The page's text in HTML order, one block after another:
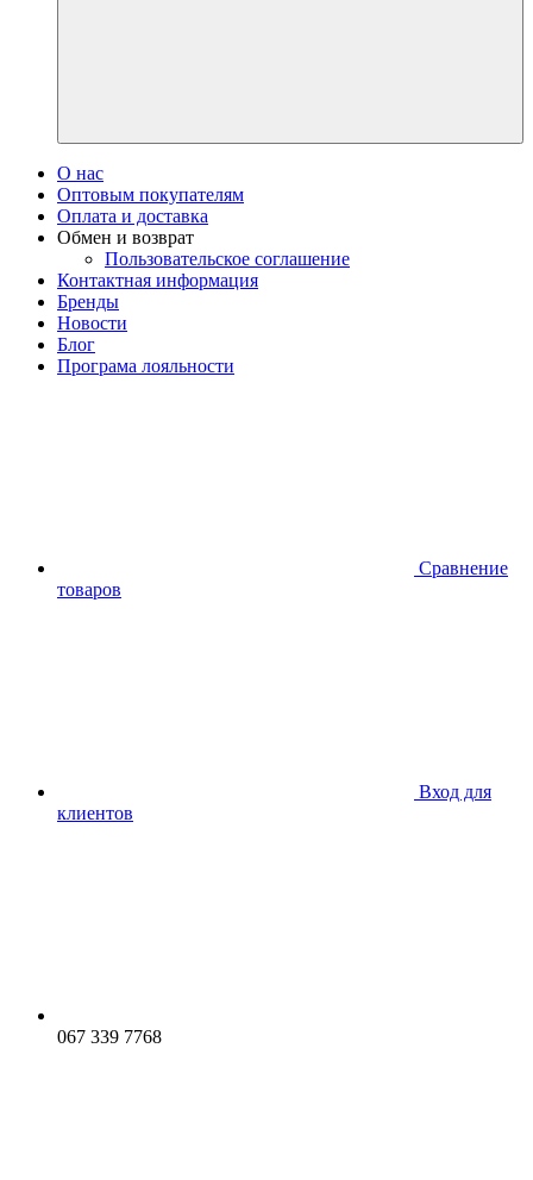
О нас
Оптовым покупателям
Оплата и доставка
Обмен и возврат
Пользовательское соглашение
Контактная информация
Бренды
Новости
Блог
Програма лояльности
Сравнение
товаров
Вход для
клиентов
067 339 7768